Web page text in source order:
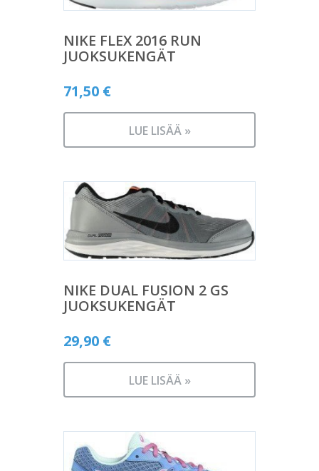
NIKE FLEX 2016 RUN
JUOKSUKENGÄT
71,50 €
LUE LISÄÄ »
NIKE DUAL FUSION 2 GS
JUOKSUKENGÄT
29,90 €
LUE LISÄÄ »